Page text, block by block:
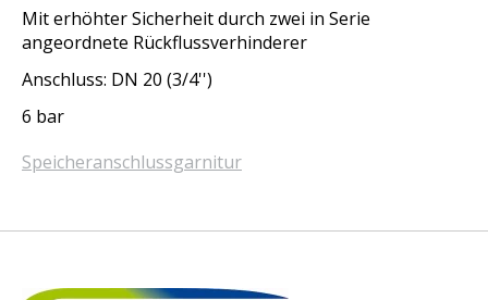
Mit erhöhter Sicherheit durch zwei in Serie
angeordnete Rückflussverhinderer
Anschluss: DN 20 (3/4'')
6 bar
Speicheranschlussgarnitur